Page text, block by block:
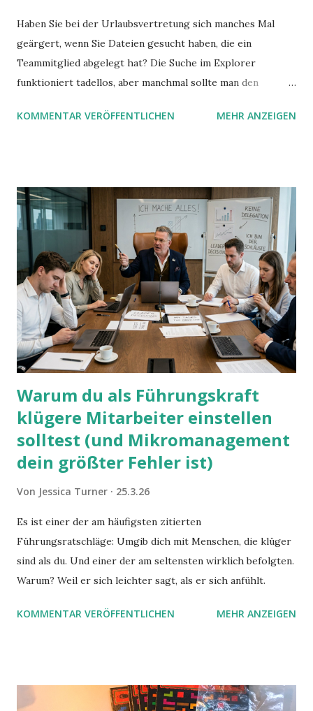
Haben Sie bei der Urlaubsvertretung sich manches Mal
geärgert, wenn Sie Dateien gesucht haben, die ein
Teammitglied abgelegt hat? Die Suche im Explorer
funktioniert tadellos, aber manchmal sollte man den
mit UND oder ODER oder NICHT... Das geht so einfach,
KOMMENTAR VERÖFFENTLICHEN MEHR ANZEIGEN
Warum du als Führungskraft
klügere Mitarbeiter einstellen
solltest (und Mikromanagement
dein größter Fehler ist)
Von Jessica Turner 25.3.26
Es ist einer der am häufigsten zitierten
Führungsratschläge: Umgib dich mit Menschen, die klüger
sind als du. Und einer der am seltensten wirklich befolgten.
Warum? Weil er sich leichter sagt, als er sich anfühlt.
KOMMENTAR VERÖFFENTLICHEN MEHR ANZEIGEN